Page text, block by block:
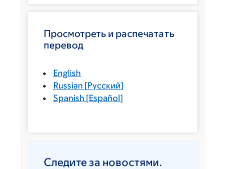
Просмотреть и распечатать
перевод
English
Russian [Русский]
Spanish [Español]
Следите за новостями.